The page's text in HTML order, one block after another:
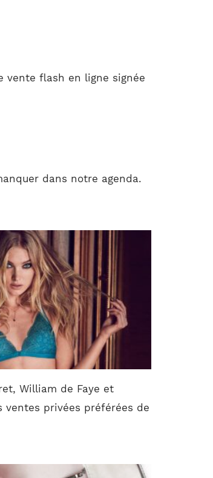
vente flash en ligne signée
dans notre agenda.
William de Faye et
ventes privées préférées de